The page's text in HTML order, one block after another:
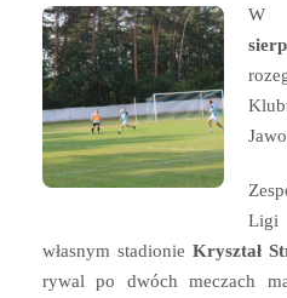
W
Ligi
własnym stadionie Kryształ
rywal po dwóch meczach